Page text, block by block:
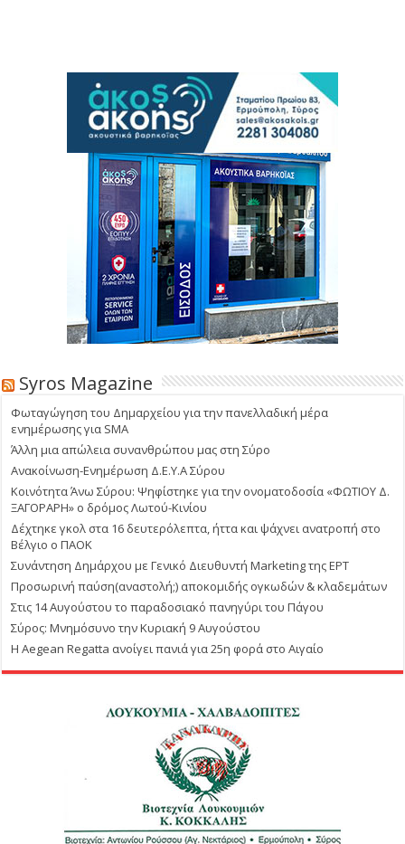
Syros Magazine
Φωταγώγηση του Δημαρχείου για την πανελλαδική μέρα
ενημέρωσης για SMA
Άλλη μια απώλεια συνανθρώπου μας στη Σύρο
Ανακοίνωση-Ενημέρωση Δ.Ε.Υ.Α Σύρου
Κοινότητα Άνω Σύρου: Ψηφίστηκε για την ονοματοδοσία «ΦΩΤΙΟΥ Δ.
ΞΑΓΟΡΑΡΗ» ο δρόμος Λωτού-Κινίου
Δέχτηκε γκολ στα 16 δευτερόλεπτα, ήττα και ψάχνει ανατροπή στο
Βέλγιο ο ΠΑΟΚ
Συνάντηση Δημάρχου με Γενικό Διευθυντή Marketing της ΕΡΤ
Προσωρινή παύση(αναστολή;) αποκομιδής ογκωδών & κλαδεμάτων
Στις 14 Αυγούστου το παραδοσιακό πανηγύρι του Πάγου
Σύρος: Μνημόσυνο την Κυριακή 9 Αυγούστου
Η Aegean Regatta ανοίγει πανιά για 25η φορά στο Αιγαίο